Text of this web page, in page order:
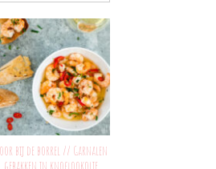
bij de borrel // Garnalen